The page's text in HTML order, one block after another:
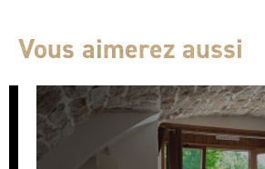
Vous aimerez aussi